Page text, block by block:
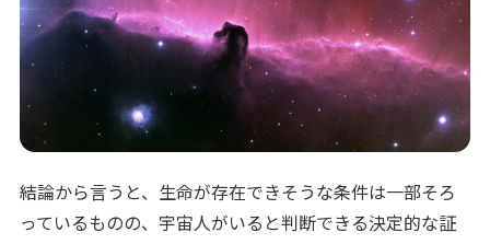
結論から言うと、生命が存在できそうな条件は一部そろ
っているものの、宇宙人がいると判断できる決定的な証